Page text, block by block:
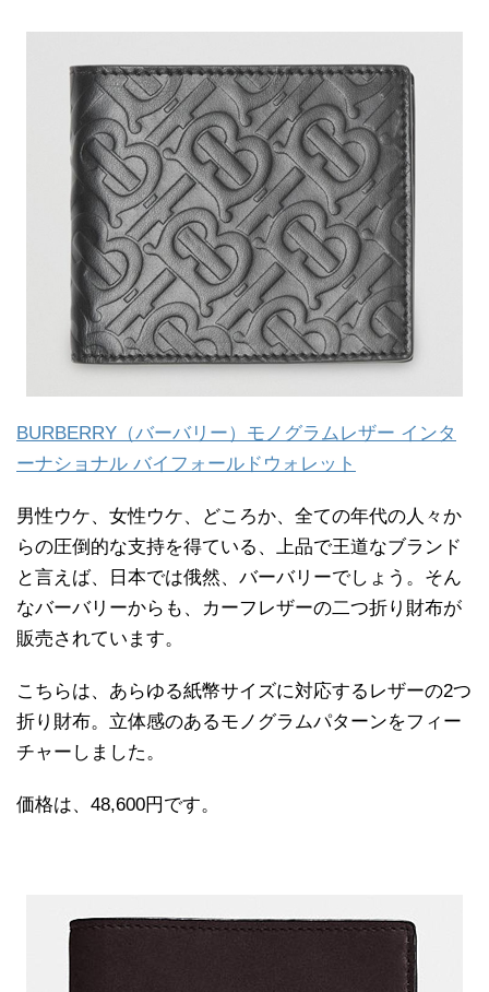
BURBERRY（バーバリー）モノグラムレザー インタ
ーナショナル バイフォールドウォレット
男性ウケ、女性ウケ、どころか、全ての年代の人々か
らの圧倒的な支持を得ている、上品で王道なブランド
と言えば、日本では俄然、バーバリーでしょう。そん
なバーバリーからも、カーフレザーの二つ折り財布が
販売されています。
こちらは、あらゆる紙幣サイズに対応するレザーの2つ
折り財布。立体感のあるモノグラムパターンをフィー
チャーしました。
価格は、48,600円です。